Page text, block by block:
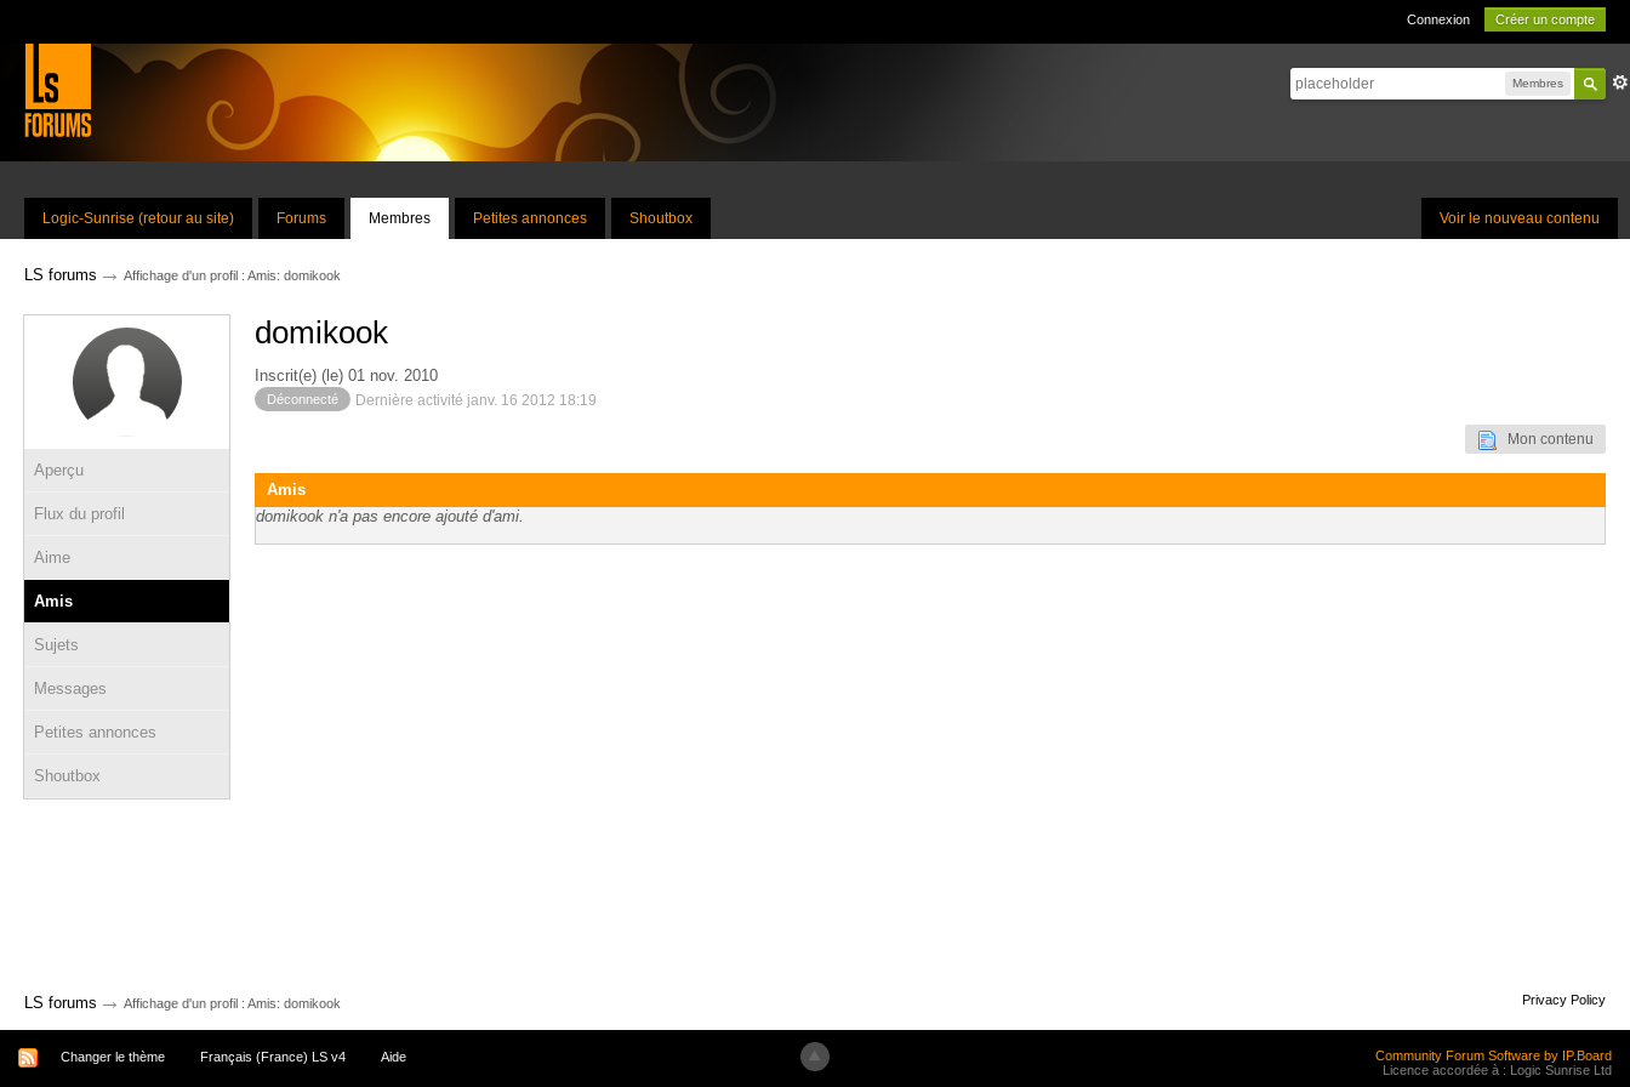
Connexion Créer un compte
Membres
Voir le nouveau contenu
Logic-Sunrise (retour au site) Forums Membres Petites annonces Shoutbox
LS forums → Affichage d'un profil : Amis: domikook
Aperçu
Flux du profil
Aime
Amis
Sujets
Messages
Petites annonces
Shoutbox
domikook
Inscrit(e) (le) 01 nov. 2010
Déconnecté Dernière activité janv. 16 2012 18:19
Mon contenu
Amis
domikook n'a pas encore ajouté d'ami.
LS forums → Affichage d'un profil : Amis: domikook Privacy Policy
Changer le thème Français (France) LS v4 Aide
Community Forum Software by IP.Board
Licence accordée à : Logic Sunrise Ltd